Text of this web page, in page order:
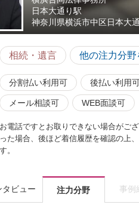
日本大通り駅
神奈川県横浜市中区日本大
相続・遺言 他の注力分野
分割払い利用可 後払い利用
メール相談可 WEB面談可
お電話ですとお取りできない場合がご
った場合、後ほど着信履歴を確認の上
す。
タビュー 注力分野 事例